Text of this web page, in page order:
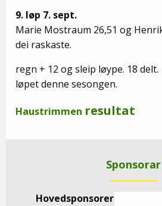
9. løp 7. sept.
Marie Mostraum 26,51 og
dei raskaste.
regn + 12 og sleip løype. 18
løpet denne sesongen.
Haustrimmen resultat
Sponsorar
Hovedsponsorer